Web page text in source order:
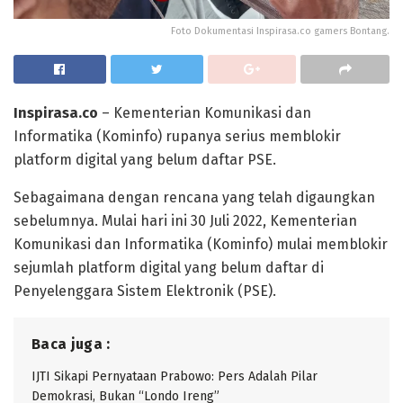
Foto Dokumentasi Inspirasa.co gamers Bontang.
Inspirasa.co – Kementerian Komunikasi dan
Informatika (Kominfo) rupanya serius memblokir
platform digital yang belum daftar PSE.
Sebagaimana dengan rencana yang telah digaungkan
sebelumnya. Mulai hari ini 30 Juli 2022, Kementerian
Komunikasi dan Informatika (Kominfo) mulai memblokir
sejumlah platform digital yang belum daftar di
Penyelenggara Sistem Elektronik (PSE).
Baca juga :
IJTI Sikapi Pernyataan Prabowo: Pers Adalah Pilar
Demokrasi, Bukan “Londo Ireng”